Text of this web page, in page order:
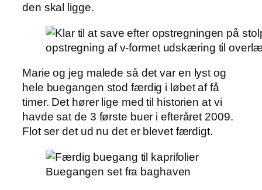
den skal ligge.
opstregning af v-formet udskæring til
Marie og jeg malede så det var en lyst og
hele buegangen stod færdig i løbet af få
timer. Det hører lige med til historien at vi
havde sat de 3 første buer i efteråret 2009.
Flot ser det ud nu det er blevet færdigt.
Buegangen set fra baghaven